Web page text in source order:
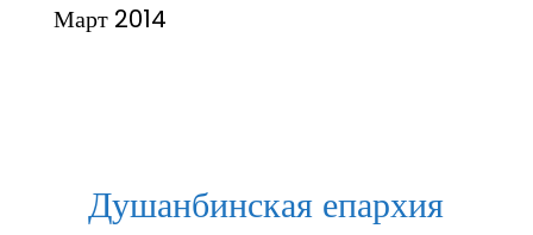
Март 2014
Душанбинская епархия